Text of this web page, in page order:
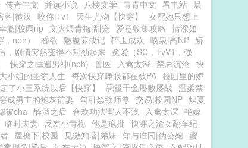
传奇中文 并读小说 八楼文学 青青中文 看书站 晨
客|糙汉 咬你|1v1 天生尤物【快穿】
女配她只想上
瘾|校园np 文火煨青梅|甜宠 爱意收集攻略 情深如
nph） 香欲 魅魔养成记 碎玉成欢 喷泉|高NP 娇
，剧情突然变得不对劲起来
炙爱（SC，1vV1，强
快穿之睡遍男神(nph) 兽医 入禽太深 禁忌沉沦 快
小姐的噩梦人生 每次快穿睁眼都在被PA 校园里的娇
了小三系统以后【快穿】 恶役千金屡败屡战 温柔禁
穿成男主的炮灰前妻 勾引禁欲师尊 交易|校园NP 炽夏
被cha 醉酒之后 合欢功法害人不浅 入禽太深 艳嫁
临时夫妻 反差小青梅 他是疯批 快穿之渣女翻车纪
屋檐下|校园 见微知著|弟妹 知与谁同|伪公媳 蜜